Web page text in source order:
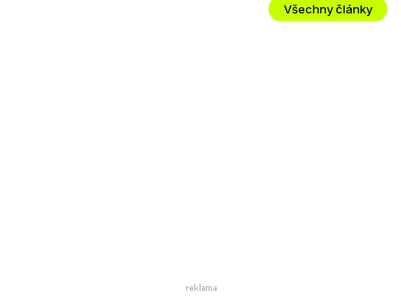
Všechny články